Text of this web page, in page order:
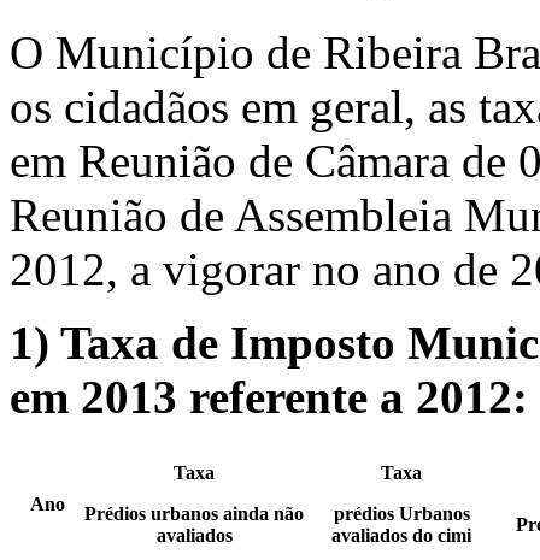
O Município de Ribeira
os cidadãos em geral, as
em Reunião de Câmara de
Reunião de Assembleia
2012, a vigorar no ano de
1) Taxa de Imposto
em 2013 referente a 2012:
Ano
Taxa
Prédios urbanos ainda não
avaliados
Taxa
prédios Urbanos
avaliados do cimi